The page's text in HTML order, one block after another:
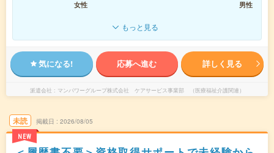
女性
男性
もっと見る
気になる! 応募へ進む 詳しく見る
派遣会社 マンパワーグループ株式会社 ケアサービス事業部 （医療福祉介護関連）
未読
NEW
掲載日 2026/08/05